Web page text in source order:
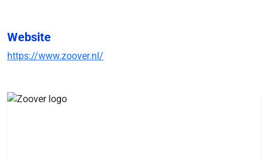
Website
https://www.zoover.nl/